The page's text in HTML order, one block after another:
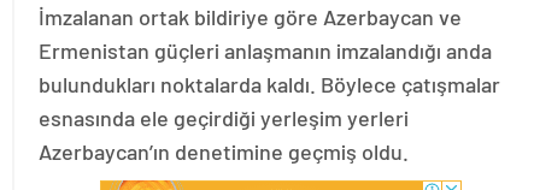
İmzalanan ortak bildiriye göre Azerbaycan ve
Ermenistan güçleri anlaşmanın imzalandığı anda
bulundukları noktalarda kaldı. Böylece çatışmalar
esnasında ele geçirdiği yerleşim yerleri
Azerbaycan’ın denetimine geçmiş oldu.